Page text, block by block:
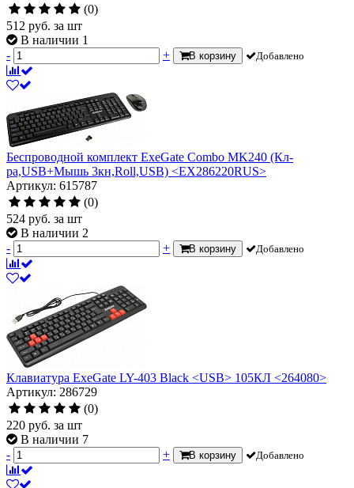
(0)
512 руб. за шт
В наличии 1
-
+ В корзину Добавлено
Беспроводной комплект ExeGate Combo MK240 (Кл-
ра,USB+Мышь 3кн,Roll,USB) <EX286220RUS>
Артикул: 615787
(0)
524 руб. за шт
В наличии 2
-
+ В корзину Добавлено
Клавиатура ExeGate LY-403 Black <USB> 105КЛ <264080>
Артикул: 286729
(0)
220 руб. за шт
В наличии 7
-
+ В корзину Добавлено